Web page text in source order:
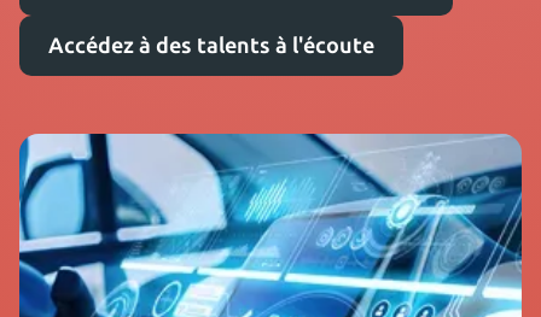
Accédez à des talents à l'écoute